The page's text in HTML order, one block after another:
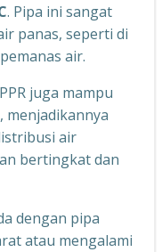
. Pipa ini sangat
panas, seperti di
air.
juga mampu
menjadikannya
air
bertingkat dan
dengan pipa
atau mengalami